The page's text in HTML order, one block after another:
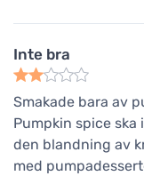
Inte bra
Smakade bara av
Pumpkin spice ska
den blandning av
med